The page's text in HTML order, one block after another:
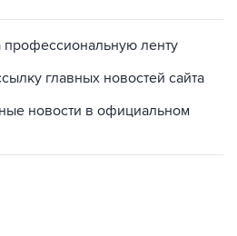
профессиональную ленту
главных новостей сайта
новости в официальном